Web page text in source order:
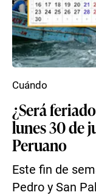
¿Será
lunes 30 de
Peruano
Este fin de
Pedro y San
Cuándo